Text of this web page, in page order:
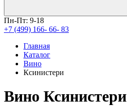
Пн-Пт: 9-18
+7 (499) 166- 66- 83
Главная
Каталог
Вино
Ксинистери
Вино Ксинистери